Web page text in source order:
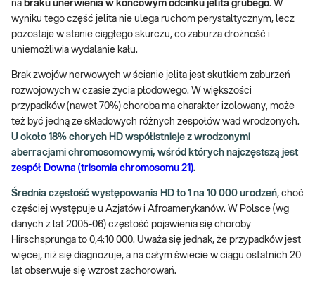
na braku unerwienia w końcowym odcinku jelita grubego. W
wyniku tego część jelita nie ulega ruchom perystaltycznym, lecz
pozostaje w stanie ciągłego skurczu, co zaburza drożność i
uniemożliwia wydalanie kału.
Brak zwojów nerwowych w ścianie jelita jest skutkiem zaburzeń
rozwojowych w czasie życia płodowego. W większości
przypadków (nawet 70%) choroba ma charakter izolowany, może
też być jedną ze składowych różnych zespołów wad wrodzonych.
U około 18% chorych HD współistnieje z wrodzonymi
aberracjami chromosomowymi, wśród których najczęstszą jest
zespół Downa (trisomia chromosomu 21).
Średnia częstość występowania HD to 1 na 10 000 urodzeń, choć
częściej występuje u Azjatów i Afroamerykanów. W Polsce (wg
danych z lat 2005-06) częstość pojawienia się choroby
Hirschsprunga to 0,4:10 000. Uważa się jednak, że przypadków jest
więcej, niż się diagnozuje, a na całym świecie w ciągu ostatnich 20
lat obserwuje się wzrost zachorowań.